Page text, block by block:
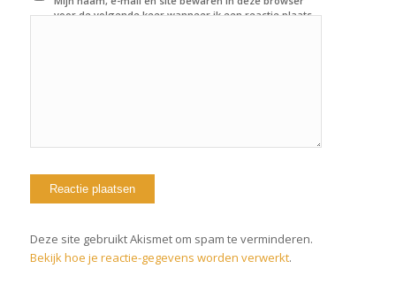
voor de volgende keer wanneer ik een reactie plaats.
Deze site gebruikt Akismet om spam te verminderen.
Bekijk hoe je reactie-gegevens worden verwerkt.